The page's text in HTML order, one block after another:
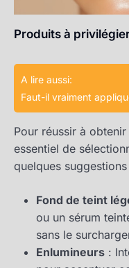
Produits à
A lire aussi:
Faut-il vraiment
Pour réussir à
essentiel de
quelques
Fond de teint
ou un sérum
sans le
Enlumineurs :